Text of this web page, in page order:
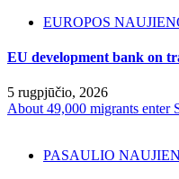
EUROPOS
EU development bank on
5 rugpjūčio, 2026
About 49,000 migrants enter
PASAULIO